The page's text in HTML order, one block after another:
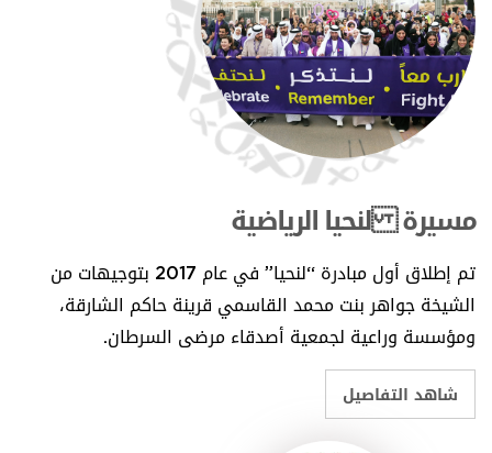
مسيرة لنحيا الرياضية
تم إطلاق أول مبادرة “لنحيا” في عام 2017 بتوجيهات من
الشيخة جواهر بنت محمد القاسمي قرينة حاكم الشارقة،
ومؤسسة وراعية لجمعية أصدقاء مرضى السرطان.
شاهد التفاصيل